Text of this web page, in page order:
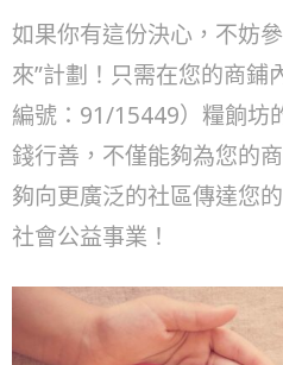
如果你有這份決心，不妨
來”計劃！只需在您的商鋪
編號：91/15449）糧餉坊
錢行善，不僅能夠為您的
夠向更廣泛的社區傳達您
社會公益事業！